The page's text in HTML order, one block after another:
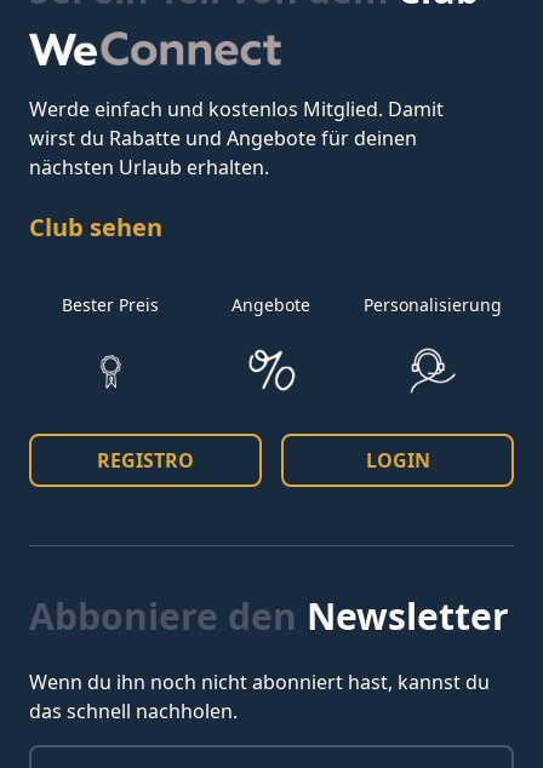
Werde einfach und kostenlos Mitglied. Damit
wirst du Rabatte und Angebote für deinen
nächsten Urlaub erhalten.
Club sehen
Bester Preis Angebote Personalisierung
REGISTRO LOGIN
Abboniere den Newsletter
Wenn du ihn noch nicht abonniert hast, kannst du
das schnell nachholen.